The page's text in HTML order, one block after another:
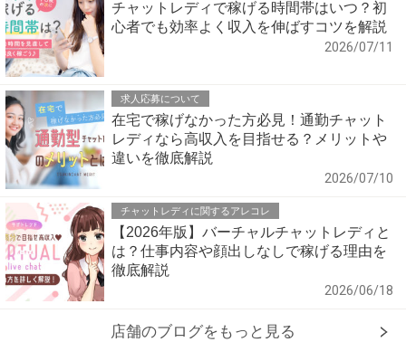
チャットレディで稼げる時間帯はいつ？初
心者でも効率よく収入を伸ばすコツを解説
2026/07/11
求人応募について
在宅で稼げなかった方必見！通勤チャット
レディなら高収入を目指せる？メリットや
違いを徹底解説
2026/07/10
チャットレディに関するアレコレ
【2026年版】バーチャルチャットレディと
は？仕事内容や顔出しなしで稼げる理由を
徹底解説
2026/06/18
店舗のブログをもっと見る